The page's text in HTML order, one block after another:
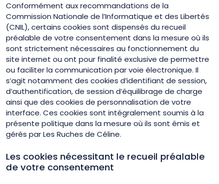
Conformément aux recommandations de la
Commission Nationale de l’Informatique et des Libertés
(CNIL), certains cookies sont dispensés du recueil
préalable de votre consentement dans la mesure où ils
sont strictement nécessaires au fonctionnement du
site internet ou ont pour finalité exclusive de permettre
ou faciliter la communication par voie électronique. Il
s’agit notamment des cookies d’identifiant de session,
d’authentification, de session d’équilibrage de charge
ainsi que des cookies de personnalisation de votre
interface. Ces cookies sont intégralement soumis à la
présente politique dans la mesure où ils sont émis et
gérés par Les Ruches de Céline.
Les cookies nécessitant le recueil préalable
de votre consentement